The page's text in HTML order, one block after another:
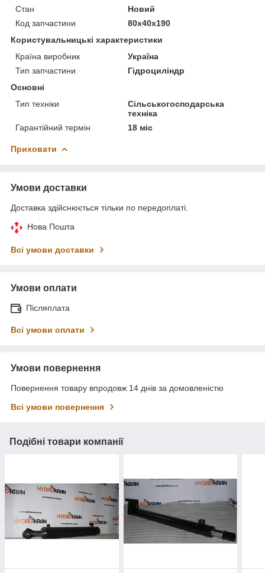
Стан
Новий
Код запчастини
80х40х190
Користувальницькі характеристики
Країна виробник
Україна
Тип запчастини
Гідроциліндр
Основні
Тип техніки
Сільськогосподарська
техніка
Гарантійний термін
18 міс
Приховати
Умови доставки
Доставка здійснюється тільки по передоплаті.
Нова Пошта
Всі умови доставки
Умови оплати
Післяплата
Всі умови оплати
Умови повернення
Повернення товару впродовж 14 днів за домовленістю
Всі умови повернення
Подібні товари компанії